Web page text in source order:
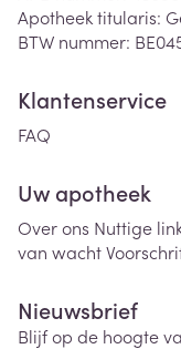
Apotheek titularis:
BTW nummer:
Klantenservice
FAQ
Uw apotheek
Over ons Nuttige
van wacht
Nieuwsbrief
Blijf op de hoogte